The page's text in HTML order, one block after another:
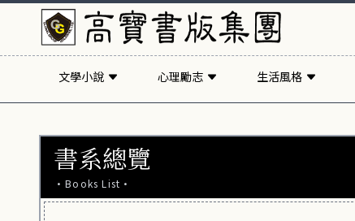
文學小說 心理勵志 生活風格
書系總覽
·Books List·